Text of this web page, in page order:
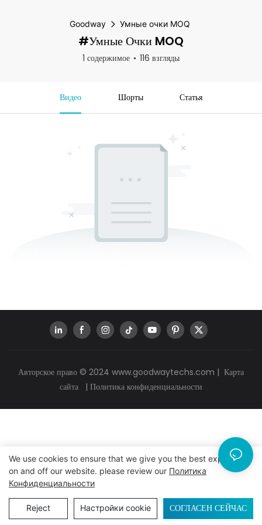
Goodway Умные очки MOQ
#Умные Очки MOQ
1 содержимое 116 взгляды
Видео Шорты Статья
Авторское право © 2024 www.goodwaytechs.com | Карта
сайта
| Политика конфиденциальности
We use cookies to ensure that we give you the best experience
on and off our website. please review our Политика
Конфиденциальности
Reject Настройки cookie СОГЛАСЕН СЕЙЧАС